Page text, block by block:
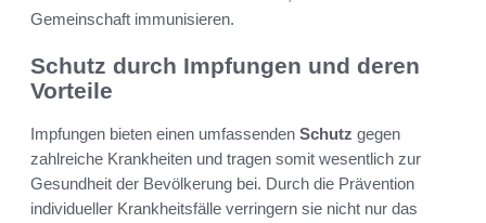
Gemeinschaft immunisieren.
Schutz durch Impfungen und deren
Vorteile
Impfungen bieten einen umfassenden Schutz gegen
zahlreiche Krankheiten und tragen somit wesentlich zur
Gesundheit der Bevölkerung bei. Durch die Prävention
individueller Krankheitsfälle verringern sie nicht nur das